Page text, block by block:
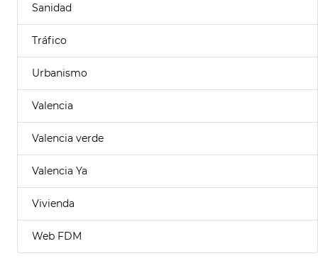
Sanidad
Tráfico
Urbanismo
Valencia
Valencia verde
Valencia Ya
Vivienda
Web FDM